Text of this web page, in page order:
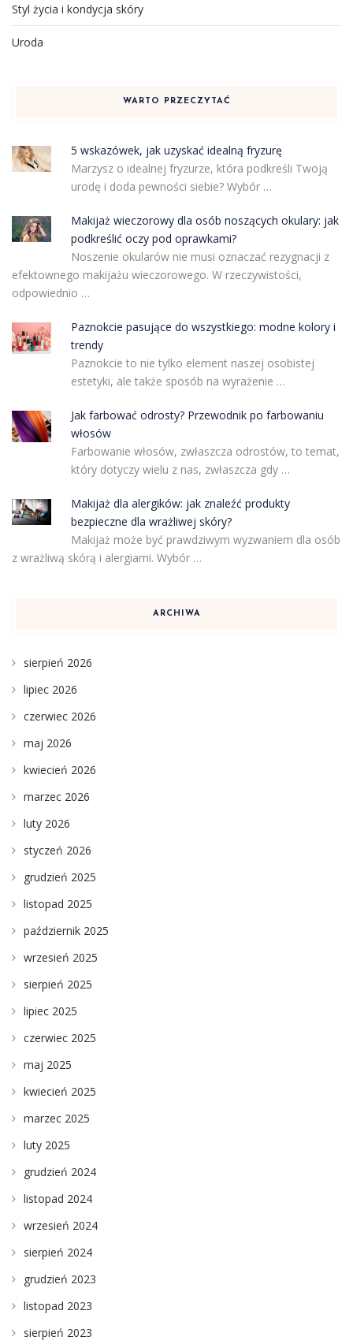
Styl życia i kondycja skóry
Uroda
WARTO PRZECZYTAĆ
5 wskazówek, jak uzyskać idealną fryzurę
Marzysz o idealnej fryzurze, która podkreśli Twoją
urodę i doda pewności siebie? Wybór …
Makijaż wieczorowy dla osób noszących okulary: jak
podkreślić oczy pod oprawkami?
Noszenie okularów nie musi oznaczać rezygnacji z
efektownego makijażu wieczorowego. W rzeczywistości,
odpowiednio …
Paznokcie pasujące do wszystkiego: modne kolory i
trendy
Paznokcie to nie tylko element naszej osobistej
estetyki, ale także sposób na wyrażenie …
Jak farbować odrosty? Przewodnik po farbowaniu
włosów
Farbowanie włosów, zwłaszcza odrostów, to temat,
który dotyczy wielu z nas, zwłaszcza gdy …
Makijaż dla alergików: jak znaleźć produkty
bezpieczne dla wrażliwej skóry?
Makijaż może być prawdziwym wyzwaniem dla osób
z wrażliwą skórą i alergiami. Wybór …
ARCHIWA
sierpień 2026
lipiec 2026
czerwiec 2026
maj 2026
kwiecień 2026
marzec 2026
luty 2026
styczeń 2026
grudzień 2025
listopad 2025
październik 2025
wrzesień 2025
sierpień 2025
lipiec 2025
czerwiec 2025
maj 2025
kwiecień 2025
marzec 2025
luty 2025
grudzień 2024
listopad 2024
wrzesień 2024
sierpień 2024
grudzień 2023
listopad 2023
sierpień 2023